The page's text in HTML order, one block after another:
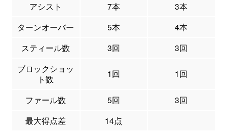
アシスト 7本
3本
ターンオーバー
5本
4本
スティール数
3回
3回
ブロックショッ
ト数
1回 1回
ファール数 5回
3回
最大得点差
14点